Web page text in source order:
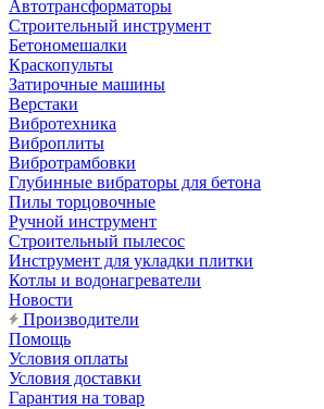
Автотрансформаторы
Строительный инструмент
Бетономешалки
Краскопульты
Затирочные машины
Верстаки
Вибротехника
Виброплиты
Вибротрамбовки
Глубинные вибраторы для бетона
Пилы торцовочные
Ручной инструмент
Строительный пылесос
Инструмент для укладки плитки
Котлы и водонагреватели
Новости
Производители
Помощь
Условия оплаты
Условия доставки
Гарантия на товар